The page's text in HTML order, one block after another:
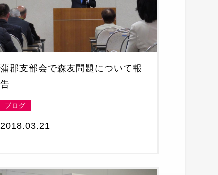
蒲郡支部会で森友問題について報
告
ブログ
2018.03.21